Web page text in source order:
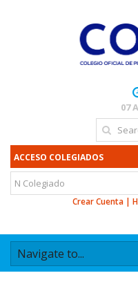
07
ACCESO COLEGIADOS
Crear Cuenta|